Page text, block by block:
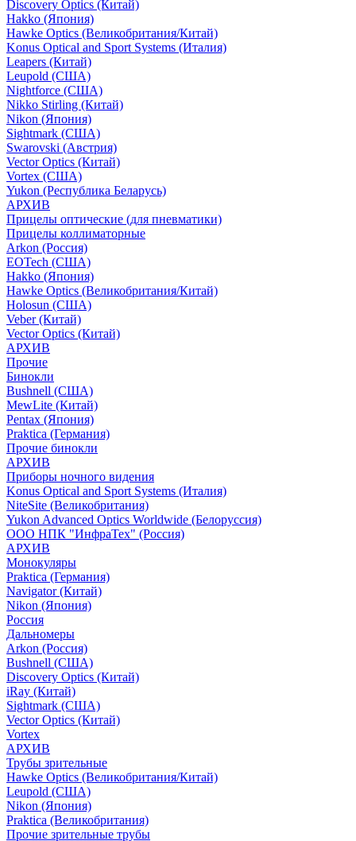
Discovery Optics (Китай)
Hakko (Япония)
Hawke Optics (Великобритания/Китай)
Konus Optical and Sport Systems (Италия)
Leapers (Китай)
Leupold (США)
Nightforce (США)
Nikko Stirling (Китай)
Nikon (Япония)
Sightmark (США)
Swarovski (Австрия)
Vector Optics (Китай)
Vortex (США)
Yukon (Республика Беларусь)
АРХИВ
Прицелы оптические (для пневматики)
Прицелы коллиматорные
Arkon (Россия)
EOTech (США)
Hakko (Япония)
Hawke Optics (Великобритания/Китай)
Holosun (США)
Veber (Китай)
Vector Optics (Китай)
АРХИВ
Прочие
Бинокли
Bushnell (США)
MewLite (Китай)
Pentax (Япония)
Praktica (Германия)
Прочие бинокли
АРХИВ
Приборы ночного видения
Konus Optical and Sport Systems (Италия)
NiteSite (Великобритания)
Yukon Advanced Optics Worldwide (Белоруссия)
ООО НПК "ИнфраТех" (Россия)
АРХИВ
Монокуляры
Praktica (Германия)
Navigator (Китай)
Nikon (Япония)
Россия
Дальномеры
Arkon (Россия)
Bushnell (США)
Discovery Optics (Китай)
iRay (Китай)
Sightmark (США)
Vector Optics (Китай)
Vortex
АРХИВ
Трубы зрительные
Hawke Optics (Великобритания/Китай)
Leupold (США)
Nikon (Япония)
Praktica (Великобритания)
Прочие зрительные трубы